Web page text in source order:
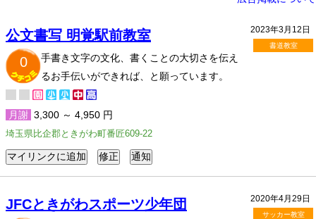
2023年3月12日
書道教室
公文書写 明覚駅前教室
0
手書き文字の文化、書くことの大切さを伝え
るお手伝いができれば、と願っています。
月謝 3,300 ～ 4,950 円
埼玉県比企郡ときがわ町番匠609-22
2020年4月29日
サッカー教室
JFCときがわスポーツ少年団